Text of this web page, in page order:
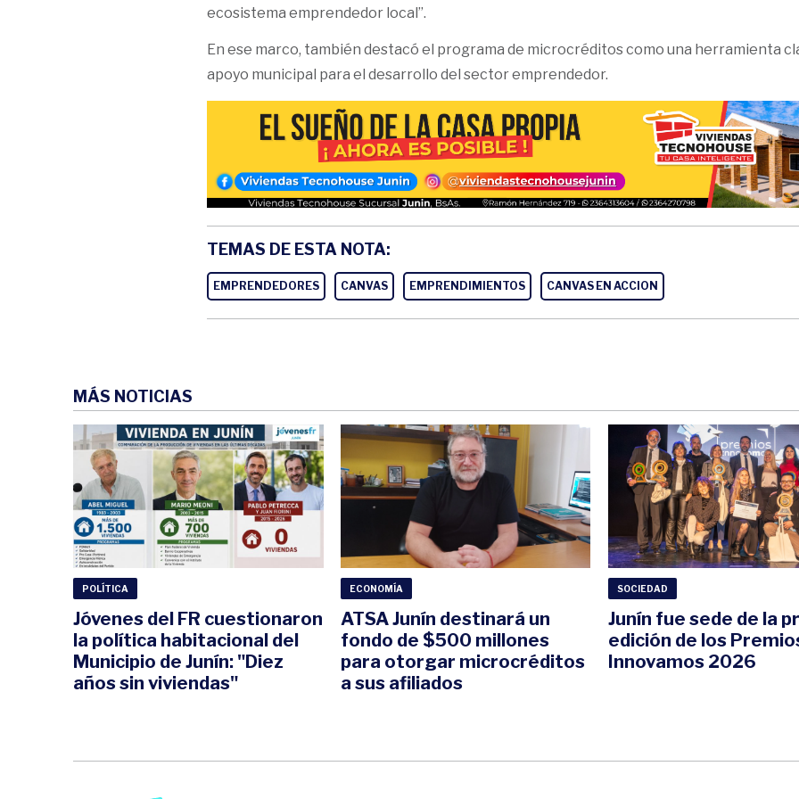
ecosistema emprendedor local”.
En ese marco, también destacó el programa de microcréditos como una herramienta
apoyo municipal para el desarrollo del sector emprendedor.
TEMAS DE ESTA NOTA:
EMPRENDEDORES CANVAS EMPRENDIMIENTOS CANVAS EN ACCION
MÁS NOTICIAS
POLÍTICA
Jóvenes del FR cuestionaron
la política habitacional del
Municipio de Junín: "Diez
años sin viviendas"
ECONOMÍA
ATSA Junín destinará un
fondo de $500 millones
para otorgar microcréditos
a sus afiliados
SOCIEDAD
Junín fue sede de la
edición de los
Innovamos 2026